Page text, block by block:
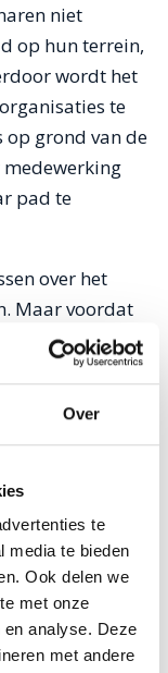
Over
te
media te bieden
Ook delen we
met onze
analyse. Deze
met andere
niet
op hun terrein,
wordt het
te
op grond van de
medewerking
pad te
over het
Maar voordat
wet
pad. Dit plan
en
de raad en
kunnen
eens zijn,
stappen. Dit